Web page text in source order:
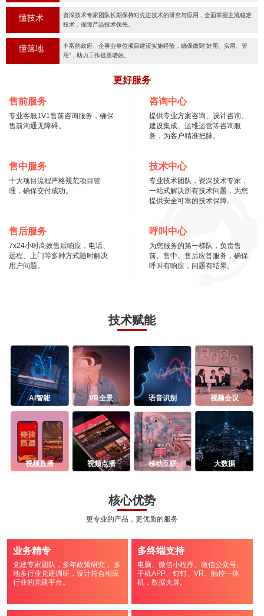
懂技术
资深技术专家团队长期保持对先进技术的研究与应用，全面掌握主流稳定
技术，保障产品技术领先。
懂落地
丰富的政府、企事业单位项目建设实施经验，确保做到“好用、实用、管
用“，助力工作提质增效。
更好服务
售前服务
专业客服1V1售前咨询服务，确保
售前沟通无障碍。
咨询中心
提供专业方案咨询、设计咨询、
建设集成、运维运营等咨询服
务，为客户精准把脉。
售中服务
十大项目流程严格规范项目管
理，确保交付成功。
技术中心
专业技术团队，资深技术专家，
一站式解决所有技术问题，为您
提供安全可靠的技术保障。
售后服务
7x24小时高效售后响应，电话、
远程、上门等多种方式随时解决
用户问题。
呼叫中心
为您服务的第一梯队，负责售
前、售中、售后应答服务，确保
呼叫有响应，问题有结果。
技术赋能
AI智能 VR全景 语音识别 视频会议
视频直播 视频点播 移动互联 大数据
核心优势
更专业的产品，更优质的服务
业务精专
党建专家团队，多年政策研究， 多
地多行业党建调研，设计符合相应
行业的党建平台。
多终端支持
电脑、微信小程序、微信公众号、
手机APP、钉钉、VR、触控一体
机，数据大屏。